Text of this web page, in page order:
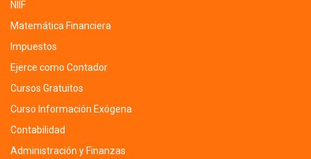
NIIF
Matemática Financiera
Impuestos
Ejerce como Contador
Cursos Gratuitos
Curso Información Exógena
Contabilidad
Administración y Finanzas